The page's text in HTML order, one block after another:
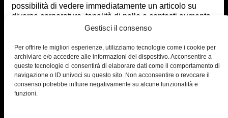
Gestisci il consenso
Per offrire le migliori esperienze, utilizziamo tecnologie come i cookie per
archiviare e/o accedere alle informazioni del dispositivo. Acconsentire a
queste tecnologie ci consentirà di elaborare dati come il comportamento di
navigazione o ID univoci su questo sito. Non acconsentire o revocare il
consenso potrebbe influire negativamente su alcune funzionalità e
funzioni.
possibilità di vedere immediatamente un articolo su
diverse corporature, tonalità di pelle e contesti aumenta
la fiducia nelle decisioni di acquisto. I clienti sono più
visualizzare come staranno effettivamente i vestiti su di
loro, con conseguente riduzione dei resi e tassi di
soddisfazione più elevati.
In definitiva, PiktID non rappresenta solo un
aggiornamento tecnologico, ma un cambiamento